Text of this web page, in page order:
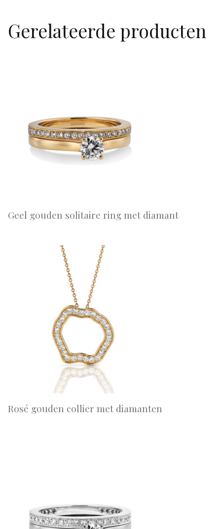
Gerelateerde producten
Geel gouden solitaire ring met diamant
Rosé gouden collier met diamanten